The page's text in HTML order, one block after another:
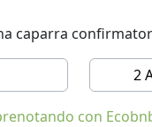
con racchette da
idromassaggio.
caparra
2
con